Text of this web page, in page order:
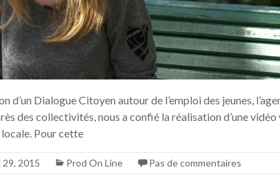
d’un Dialogue Citoyen autour de l’emploi des jeunes,
des collectivités, nous a confié la réalisation d’une
Pour cette
29, 2015 Prod On Line Pas de commentaires